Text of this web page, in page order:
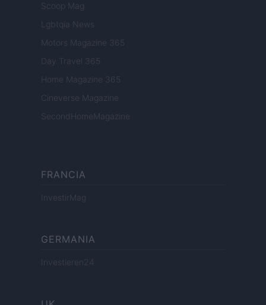
Scoop Mag
Lgbtqia News
Motors Magazine 365
Day Travel 365
Home Magazine 365
Cineverse Magazine
SecondHomeMagazine
FRANCIA
InvestirMag
GERMANIA
Investieren24